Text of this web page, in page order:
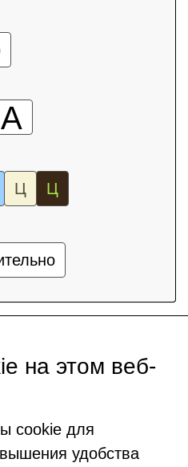
А
Ц Ц
на этом веб-
cookie для
удобства